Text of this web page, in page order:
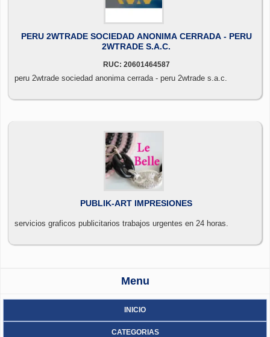
PERU 2WTRADE SOCIEDAD ANONIMA CERRADA - PERU
2WTRADE S.A.C.
RUC: 20601464587
peru 2wtrade sociedad anonima cerrada - peru 2wtrade s.a.c.
PUBLIK-ART IMPRESIONES
servicios graficos publicitarios trabajos urgentes en 24 horas.
Menu
INICIO
CATEGORIAS